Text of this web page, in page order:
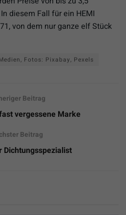
diesem Fall für ein HEMI
von dem nur ganze elf Stück
Fotos: Pixabay, Pexels
Beitrag
vergessene Marke
Beitrag
Dichtungsspezialist